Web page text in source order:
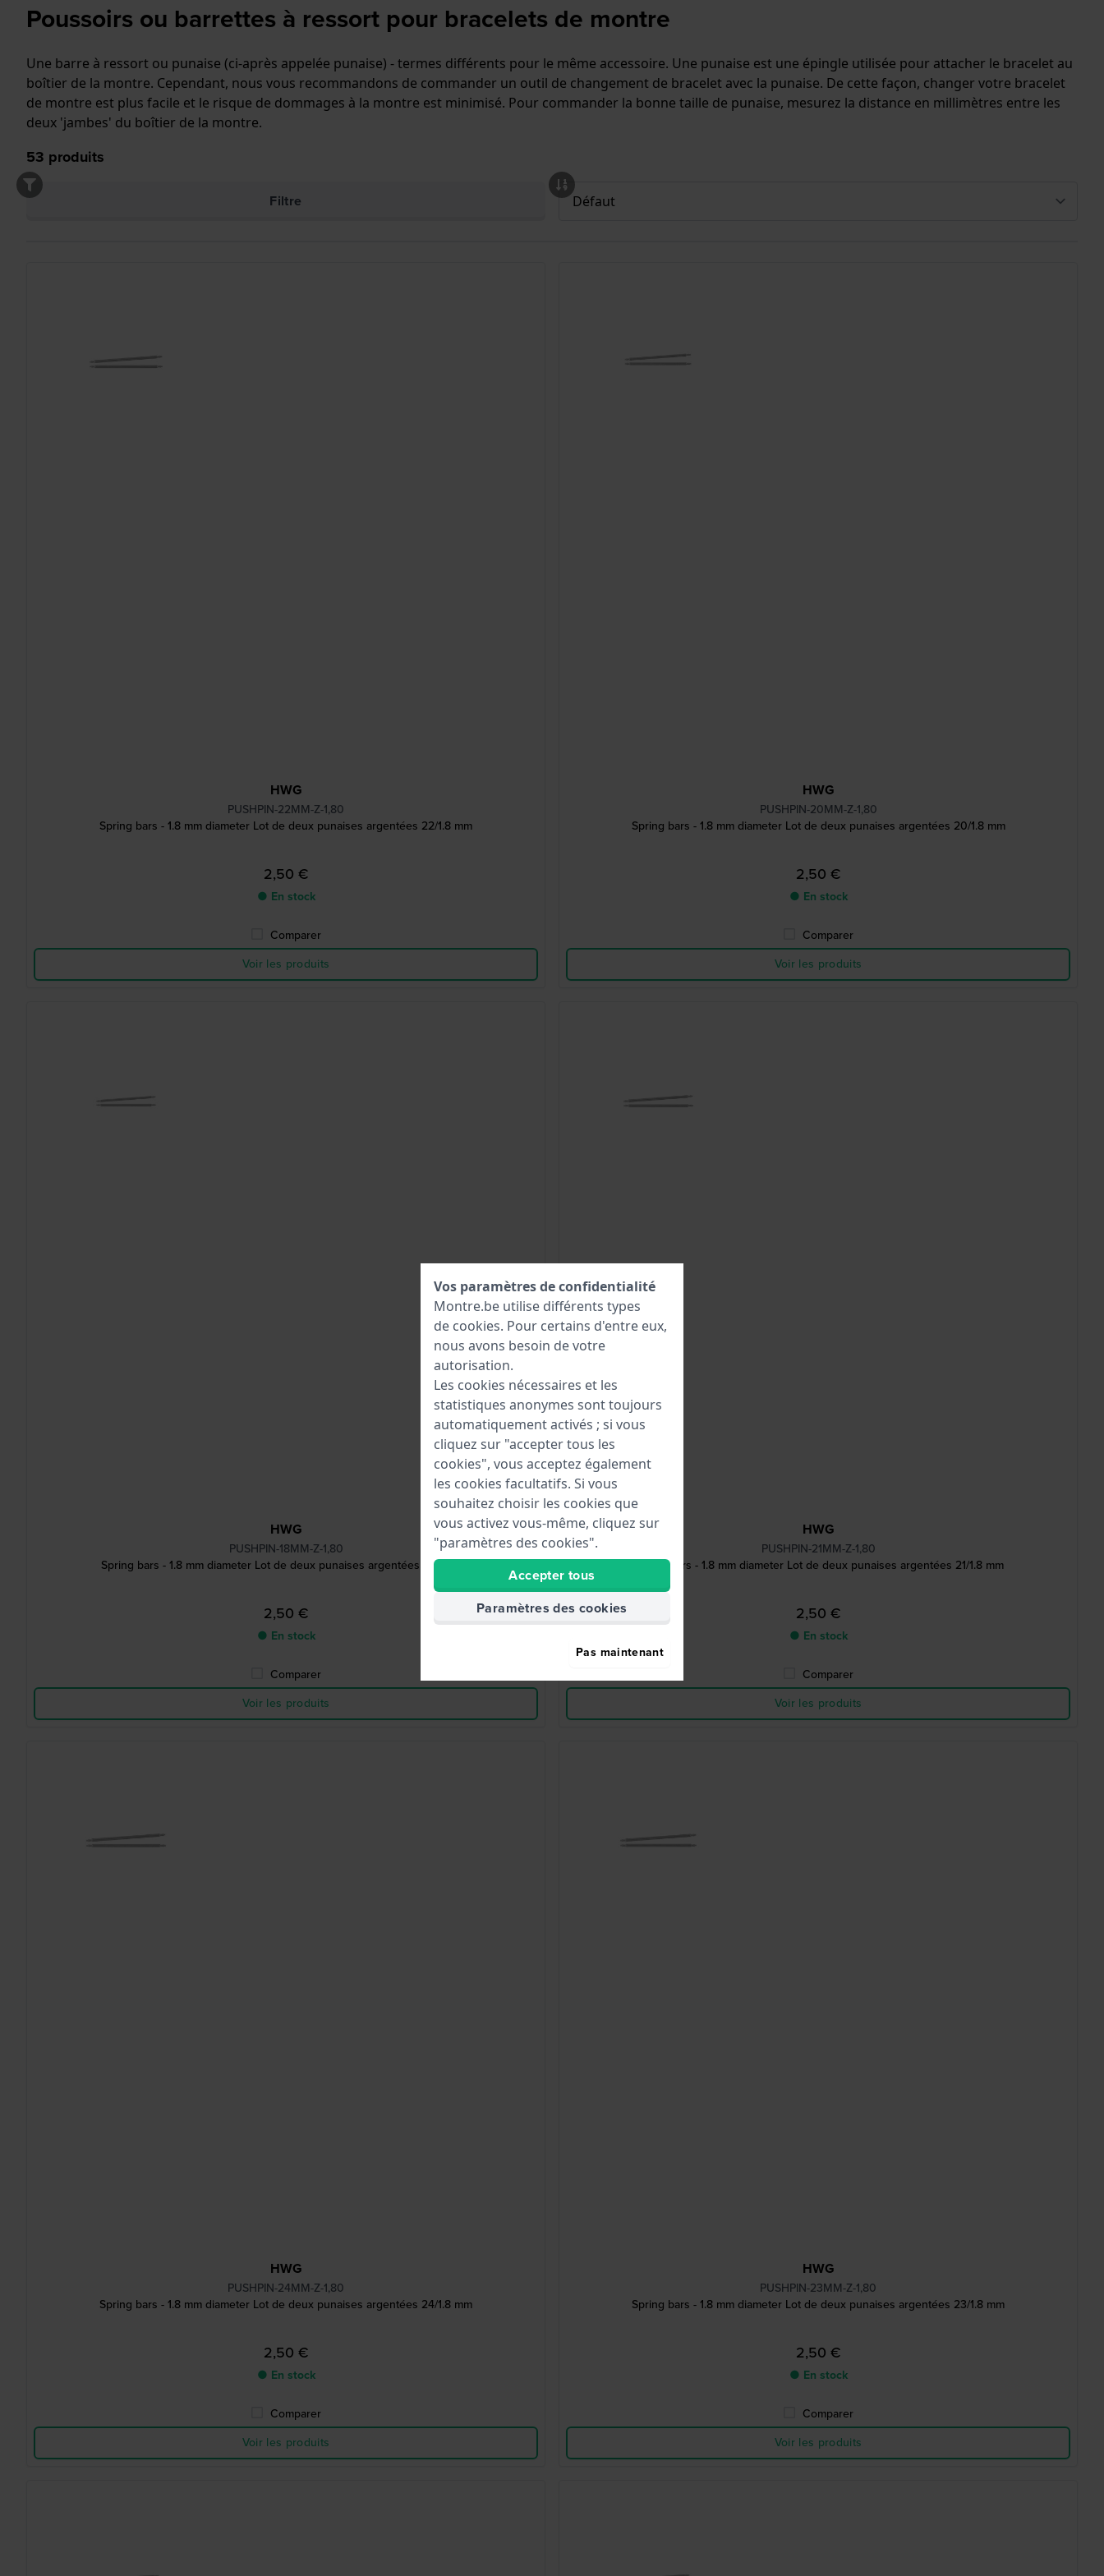
Poussoirs ou barrettes à ressort pour bracelets de montre
Une barre à ressort ou punaise (ci-après appelée punaise) - termes différents pour le même accessoire. Une punaise est une épingle utilisée pour attacher le bracelet au
boîtier de la montre. Cependant, nous vous recommandons de commander un outil de changement de bracelet avec la punaise. De cette façon, changer votre bracelet
de montre est plus facile et le risque de dommages à la montre est minimisé. Pour commander la bonne taille de punaise, mesurez la distance en millimètres entre les
deux 'jambes' du boîtier de la montre.
53 produits
Filtre
HWG
PUSHPIN-22MM-Z-1,80
Spring bars - 1.8 mm diameter Lot de deux punaises argentées 22/1.8 mm
2,50 €
● En stock
Comparer
Voir les produits
HWG
PUSHPIN-20MM-Z-1,80
Spring bars - 1.8 mm diameter Lot de deux punaises argentées 20/1.8 mm
2,50 €
● En stock
Comparer
Voir les produits
HWG
PUSHPIN-18MM-Z-1,80
Spring bars - 1.8 mm diameter Lot de deux punaises argentées 18/1.8 mm
2,50 €
● En stock
Comparer
Voir les produits
HWG
PUSHPIN-21MM-Z-1,80
Spring bars - 1.8 mm diameter Lot de deux punaises argentées 21/1.8 mm
2,50 €
● En stock
Comparer
Voir les produits
HWG
PUSHPIN-24MM-Z-1,80
Spring bars - 1.8 mm diameter Lot de deux punaises argentées 24/1.8 mm
2,50 €
● En stock
Comparer
Voir les produits
HWG
PUSHPIN-23MM-Z-1,80
Spring bars - 1.8 mm diameter Lot de deux punaises argentées 23/1.8 mm
2,50 €
● En stock
Comparer
Voir les produits
Vos paramètres de confidentialité
Montre.be utilise différents types
de cookies. Pour certains d'entre eux,
nous avons besoin de votre
autorisation.
Les cookies nécessaires et les
statistiques anonymes sont toujours
automatiquement activés ; si vous
cliquez sur "accepter tous les
cookies", vous acceptez également
les cookies facultatifs. Si vous
souhaitez choisir les cookies que
vous activez vous-même, cliquez sur
"paramètres des cookies".
Accepter tous
Paramètres des cookies
Pas maintenant